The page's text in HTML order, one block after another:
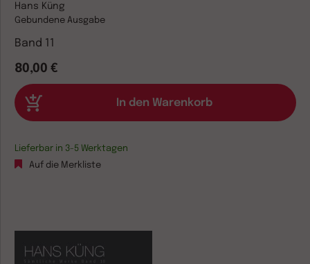
Hans Küng
Gebundene Ausgabe
Band 11
80,00 €
Lieferbar in 3-5 Werktagen
Auf die Merkliste